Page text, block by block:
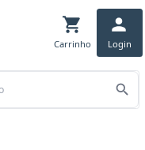
Carrinho Login